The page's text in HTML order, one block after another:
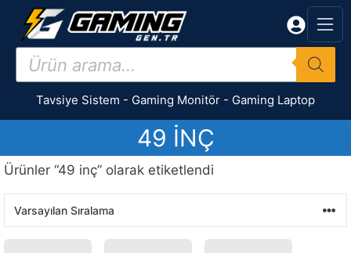
İçeriğe
Products
search
Tavsiye Sistem - Gaming Monitör - Gaming Laptop
49 INÇ
Ürünler “49 inç” olarak etiketlendi